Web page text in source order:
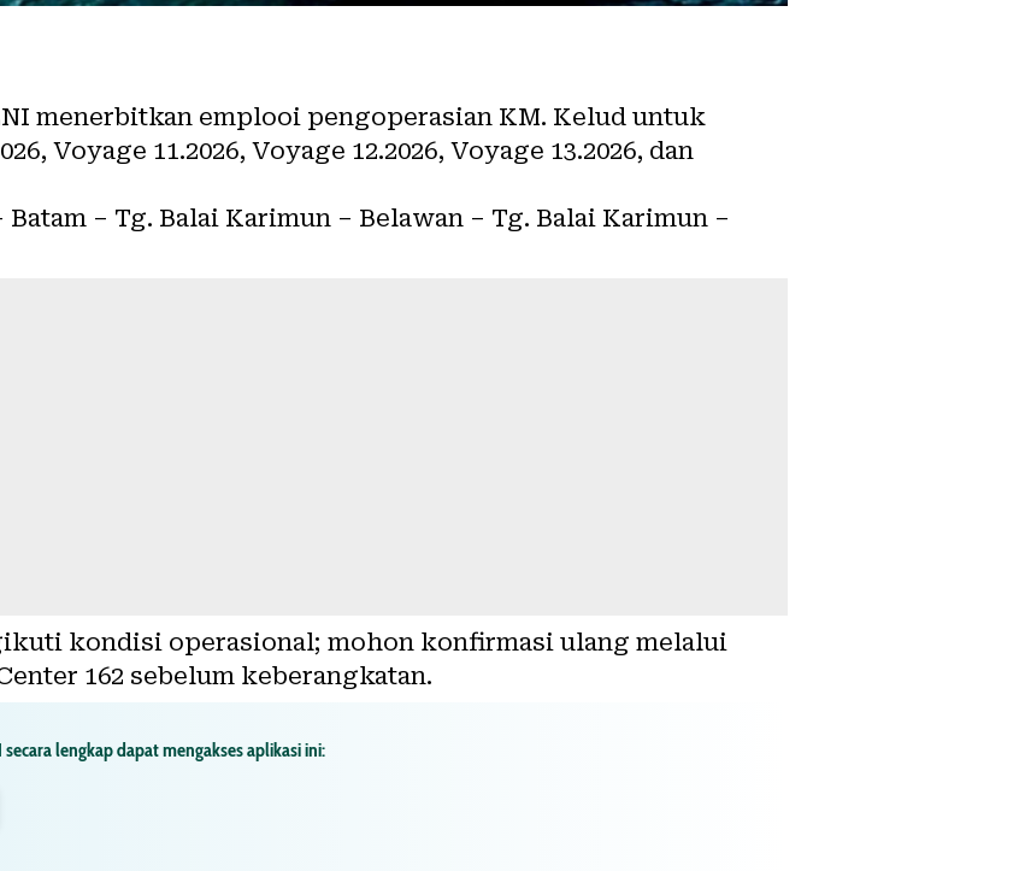
menerbitkan emplooi pengoperasian KM. Kelud untuk
Voyage 11.2026, Voyage 12.2026, Voyage 13.2026, dan
– Tg. Balai Karimun – Belawan – Tg. Balai Karimun –
kondisi operasional; mohon konfirmasi ulang melalui
162 sebelum keberangkatan.
lengkap dapat mengakses aplikasi ini: